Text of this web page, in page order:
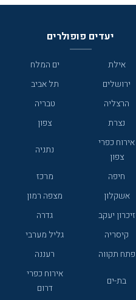
יעדים פופולרים
אילת
ים המלח
ירושלים
תל אביב
הרצליה
טבריה
נצרת
צפון
אירוח כפרי
צפון
נתניה
חיפה
מרכז
אשקלון
מצפה רמון
זיכרון יעקב
גדרה
קיסריה
גליל מערבי
פתח תקווה
רעננה
בת-ים
אירוח כפרי
דרום